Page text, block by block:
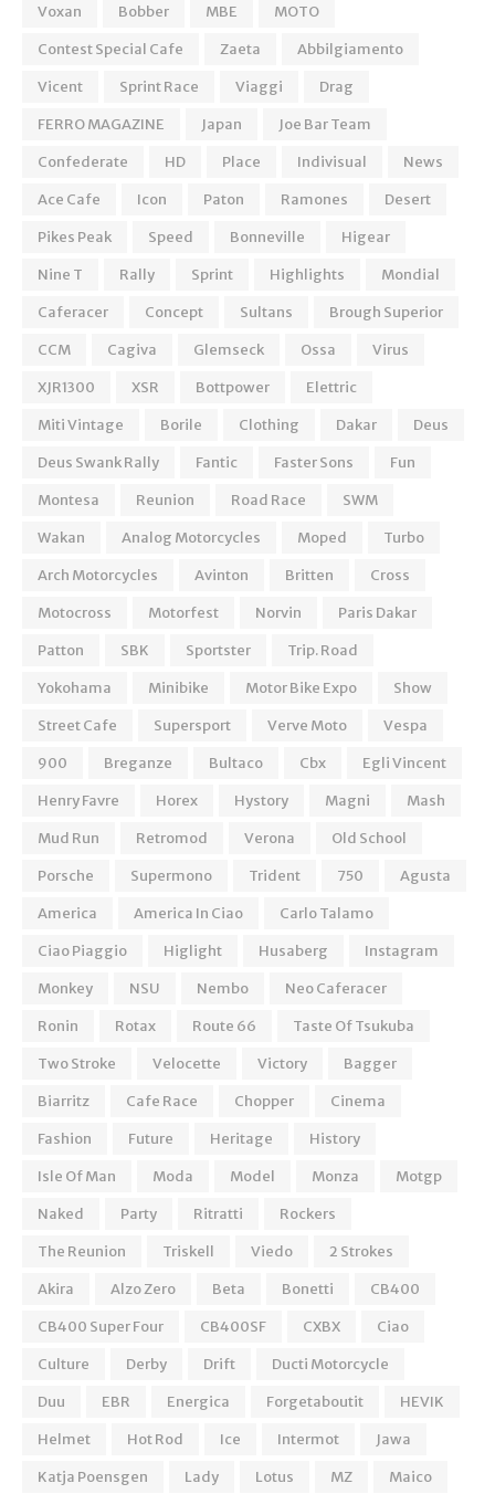
Voxan
Bobber MBE
MOTO
Contest Special Cafe
Zaeta
Abbilgiamento
Vicent
Sprint Race Viaggi
Drag
FERRO MAGAZINE
Japan
Joe Bar Team
Confederate
HD Place Indivisual
News
Ace Cafe
Icon Paton Ramones
Desert
Pikes Peak
Speed Bonneville
Higear
Nine T
Rally Sprint Highlights
Mondial
Caferacer
Concept Sultans
Brough Superior
CCM
Cagiva Glemseck Ossa
Virus
XJR1300
XSR Bottpower
Elettric
Miti Vintage
Borile Clothing Dakar
Deus
Deus Swank Rally
Fantic Faster Sons
Fun
Montesa
Reunion Road Race
SWM
Wakan
Analog Motorcycles Moped
Turbo
Arch Motorcycles
Avinton Britten
Cross
Motocross
Motorfest Norvin
Paris Dakar
Patton
SBK Sportster
Trip. Road
Yokohama
Minibike Motor Bike Expo
Show
Street Cafe
Supersport Verve Moto
Vespa
900
Breganze Bultaco Cbx
Egli Vincent
Henry Favre
Horex Hystory Magni
Mash
Mud Run
Retromod Verona
Old School
Porsche
Supermono Trident 750
Agusta
America
America In Ciao
Carlo Talamo
Ciao Piaggio
Higlight Husaberg
Instagram
Monkey
NSU Nembo
Neo Caferacer
Ronin
Rotax Route 66
Taste Of Tsukuba
Two Stroke
Velocette Victory
Bagger
Biarritz
Cafe Race Chopper
Cinema
Fashion
Future Heritage
History
Isle Of Man
Moda Model Monza
Motgp
Naked
Party Ritratti
Rockers
The Reunion
Triskell Viedo
2 Strokes
Akira
Alzo Zero Beta Bonetti
CB400
CB400 Super Four
CB400SF CXBX
Ciao
Culture
Derby Drift
Ducti Motorcycle
Duu
EBR Energica Forgetaboutit
HEVIK
Helmet
Hot Rod Ice Intermot
Jawa
Katja Poensgen
Lady Lotus MZ Maico